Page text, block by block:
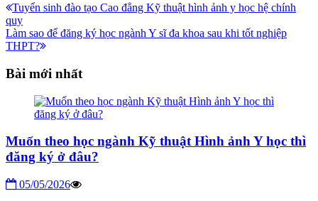
Điều
hướng
bài
viết
Bài
trước:
Tuyển sinh đào tạo Cao đẳng Kỹ thuật hình ảnh y học hệ chính
quy
Bài
tiếp:
Làm sao để đăng ký học ngành Y sĩ đa khoa sau khi tốt nghiệp
THPT?
Bài mới nhất
Muốn theo học ngành Kỹ thuật Hình ảnh Y học thì
đăng ký ở đâu?
05/05/2026